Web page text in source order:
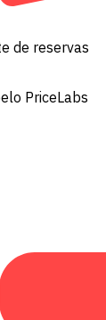
de reservas
PriceLabs